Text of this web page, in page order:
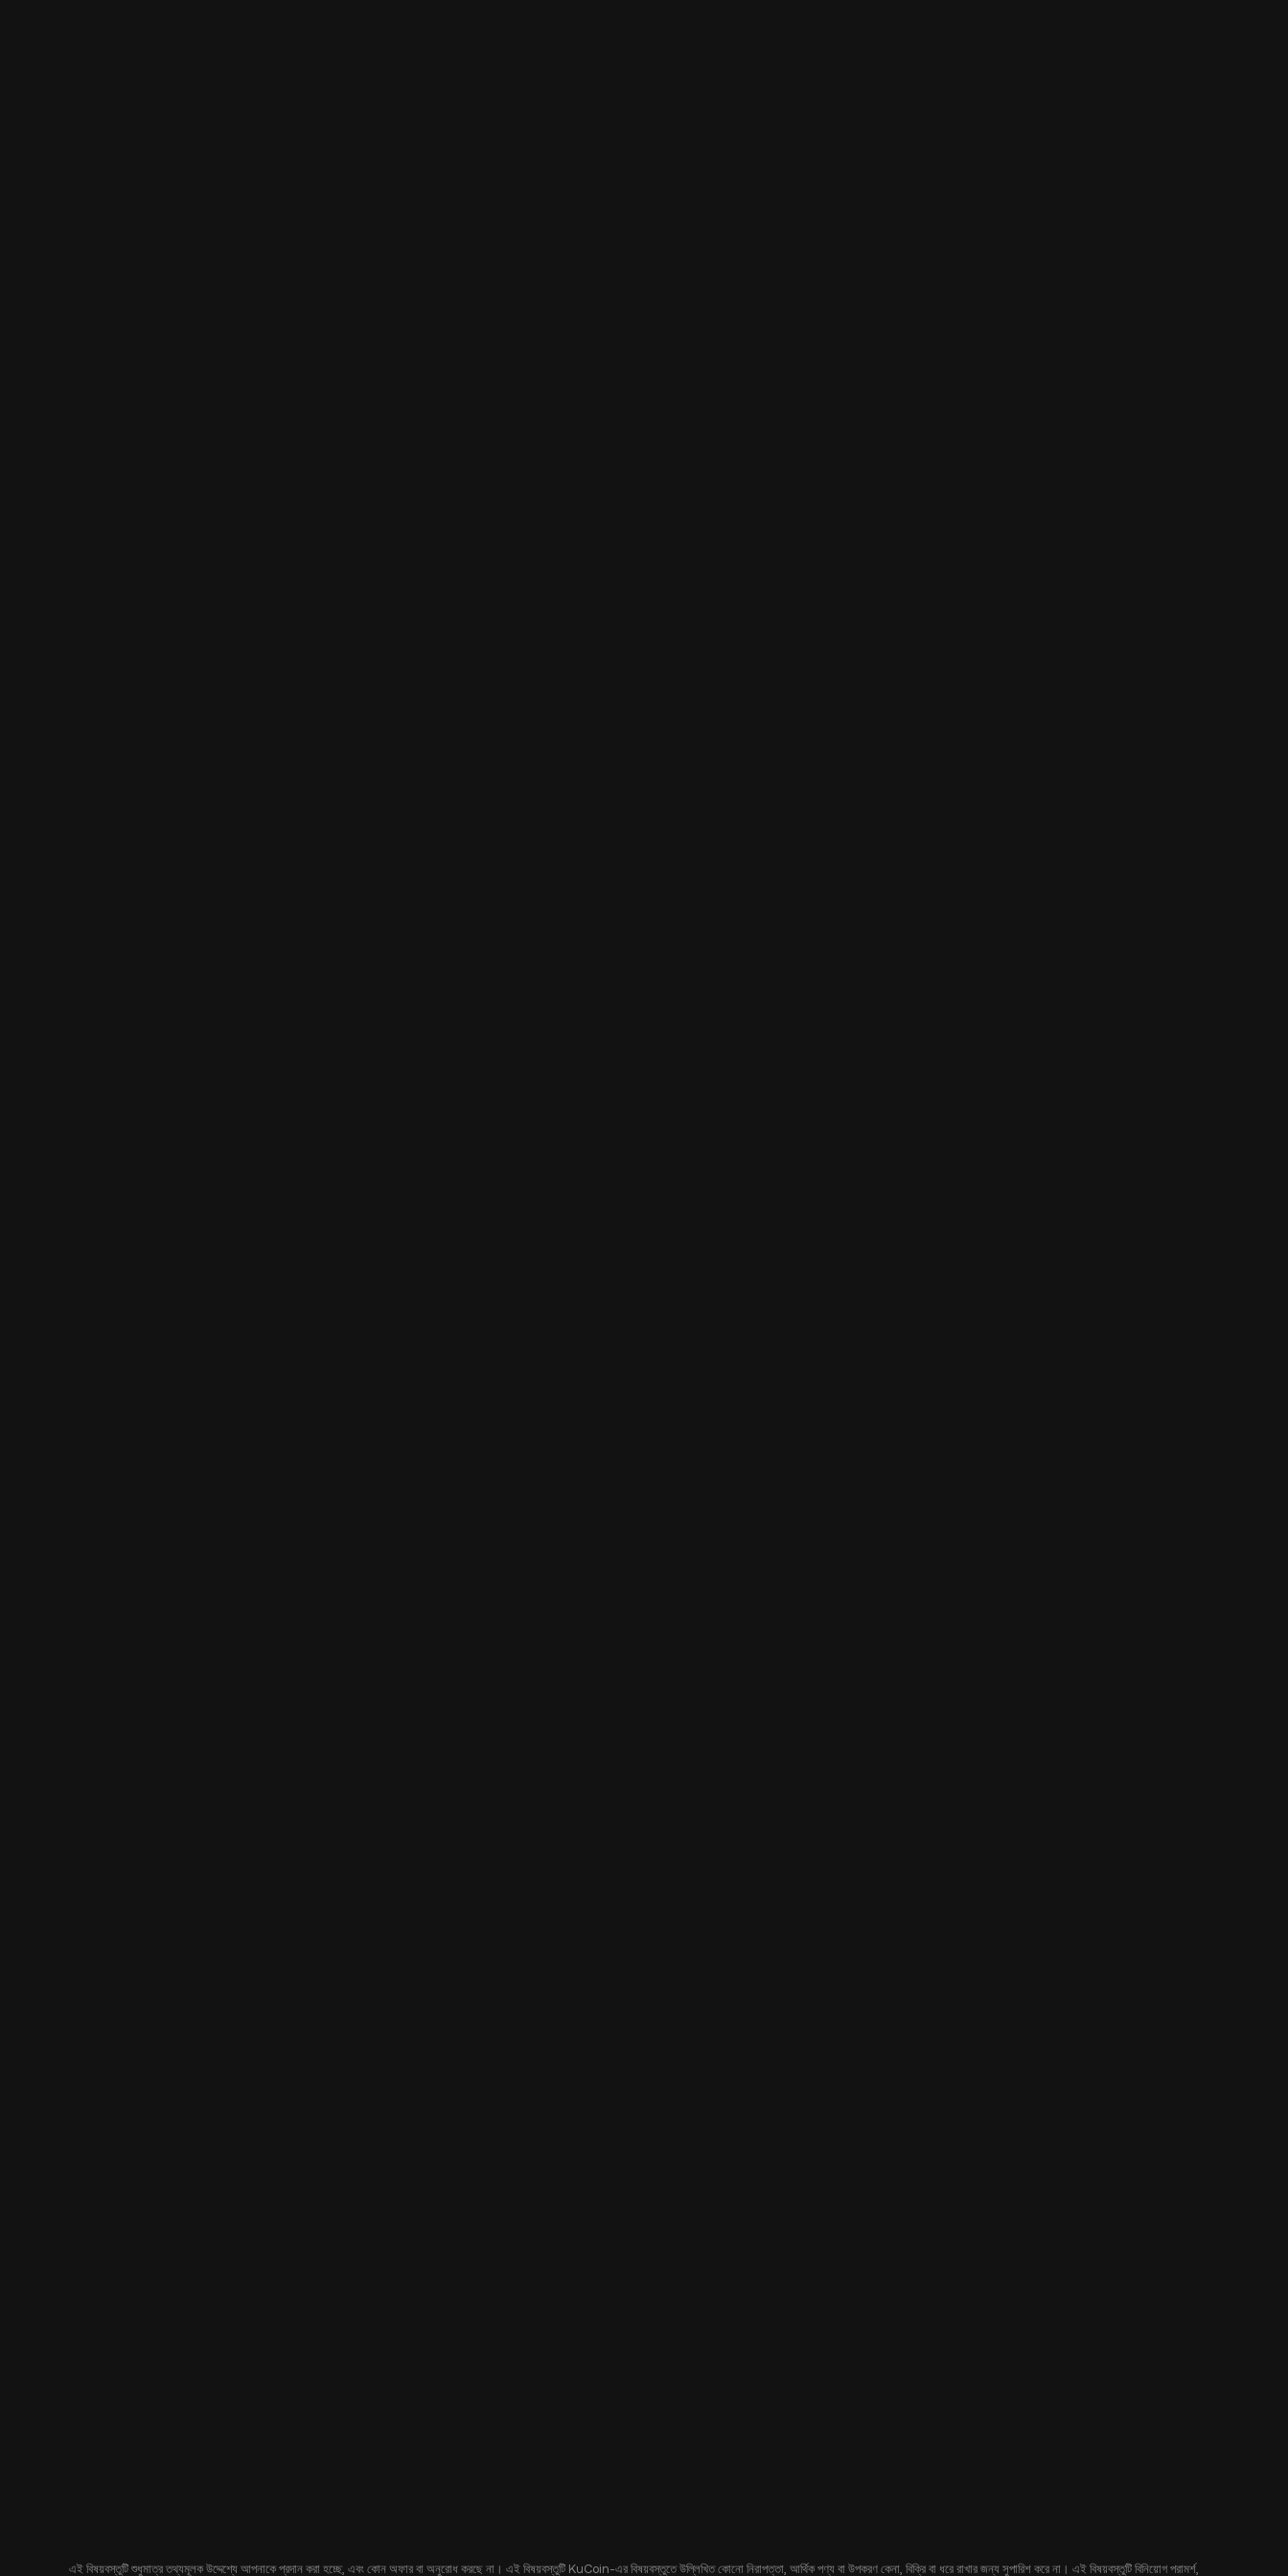
এই বিষয়বস্তুটি শুধুমাত্র তথ্যমূলক উদ্দেশ্যে আপনাকে প্রদান করা হচ্ছে, এবং কোন অফার বা অনুরোধ করছে না। এই বিষয়বস্তুটি KuCoin-এর বিষয়বস্তুতে উল্লিখিত কোনো নিরাপত্তা, আর্থিক পণ্য বা উপকরণ কেনা, বিক্রি বা ধরে রাখার জন্য সুপারিশ করে না। এই বিষয়বস্তুটি বিনিয়োগ পরামর্শ,